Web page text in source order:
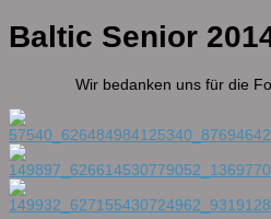
Baltic Senior
Wir bedanken uns für die